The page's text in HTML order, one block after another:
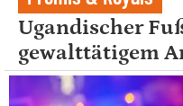
Ugandischer
gewalttätigem